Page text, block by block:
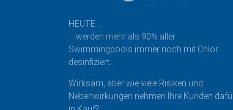
HEUTE …
… werden mehr als 90% aller
Swimmingpools immer noch mit Chlor
desinfiziert.
Wirksam, aber wie viele Risiken und
Nebenwirkungen nehmen Ihre Kunden